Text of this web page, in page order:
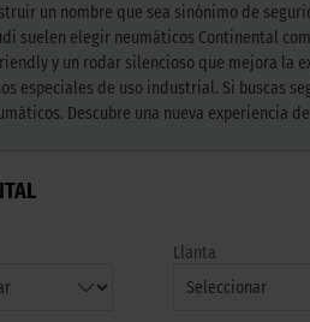
un nombre que sea sinónimo de
suelen elegir neumáticos Continental
y un rodar silencioso que mejora la
especiales de uso industrial. Si
Descubre una nueva experiencia
Llanta